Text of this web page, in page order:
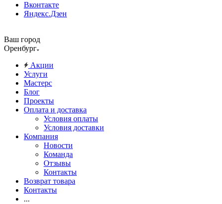
Вконтакте
Яндекс.Дзен
Ваш город
Оренбург
Акции
Услуги
Мастерс
Блог
Проекты
Оплата и доставка
Условия оплаты
Условия доставки
Компания
Новости
Команда
Отзывы
Контакты
Возврат товара
Контакты
...